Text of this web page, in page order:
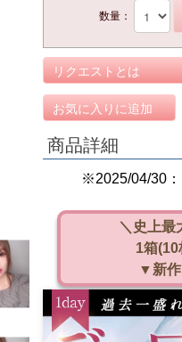
数量：
リクエストとは
お気に入りに追加
商品詳細
※2025/04/30
＼史上最
1箱(10
▼新